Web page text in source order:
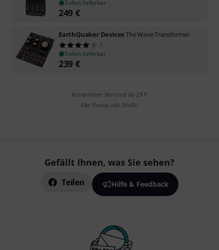
Sofort lieferbar
249 €
EarthQuaker DevicesThe Wave Transformer
1
Sofort lieferbar
239 €
Kostenloser Versand ab 29 €
Alle Preise inkl. MwSt.
Gefällt Ihnen, was Sie sehen?
Teilen Hilfe & Feedback